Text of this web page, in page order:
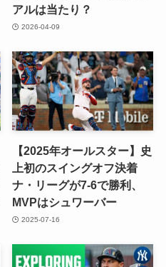
アルは当たり？
2026-04-09
【2025年オールスター】史
上初のスイングオフ決着
ナ・リーグが7-6で勝利、
MVPはシュワーバー
2025-07-16